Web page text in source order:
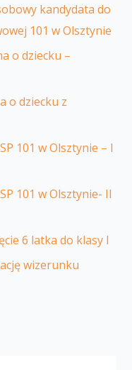
kandydata do
101 w Olsztynie
o dziecku –
o dziecku z
101 w Olsztynie – I
101 w Olsztynie- II
6 latka do klasy I
wizerunku